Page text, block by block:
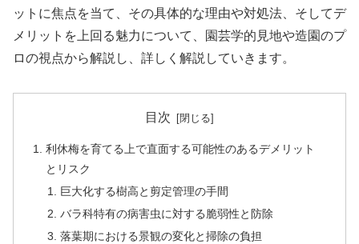
ットに焦点を当て、その具体的な理由や対処法、そしてデ
メリットを上回る魅力について、園芸学的見地や造園のプ
ロの視点から解説し、詳しく解説していきます。
目次
利休梅を育てる上で直面する可能性のあるデメリット
とリスク
巨大化する樹高と剪定管理の手間
バラ科特有の病害虫に対する脆弱性と防除
落葉期における景観の変化と掃除の負担